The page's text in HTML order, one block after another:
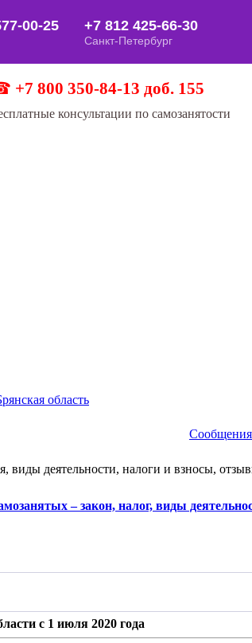
+7 800 350-84-13 доб. 155
консультации по самозанятости
область
Сообщения
виды деятельности, налоги и взносы,
– закон, налог, виды
с 1 июля 2020 года